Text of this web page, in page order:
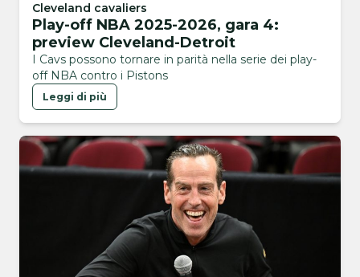
Cleveland cavaliers
Play-off NBA 2025-2026, gara 4:
preview Cleveland-Detroit
I Cavs possono tornare in parità nella serie dei play-
off NBA contro i Pistons
Leggi di più